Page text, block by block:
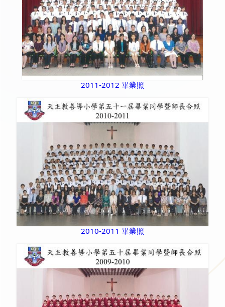
2011-2012 畢業照
2010-2011 畢業照